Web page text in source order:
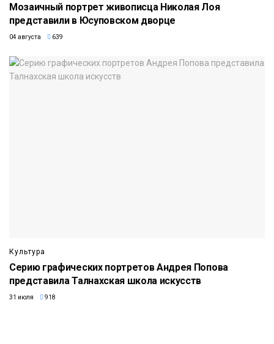
Мозаичный портрет живописца Николая Лоя
представили в Юсуповском дворце
04 августа 639
Культура
Серию графических портретов Андрея Попова
представила Талнахская школа искусств
31 июля 918